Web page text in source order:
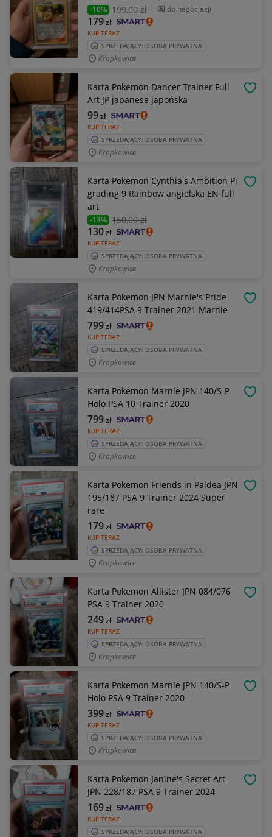
-10% 199,00 zł do negocjacji
KUP TERAZ
179zł
SPRZEDAJĄCY: OSOBA PRYWATNA
Krapkowice
Karta Pokemon Dancer Trainer Full
Art JP japanese japońska
KUP TERAZ
99zł
SPRZEDAJĄCY: OSOBA PRYWATNA
Krapkowice
Karta Pokemon Cynthia's Ambition Pi
grading 9 Rainbow angielska EN full
art
-13% 150,00 zł
KUP TERAZ
130zł
SPRZEDAJĄCY: OSOBA PRYWATNA
Krapkowice
Karta Pokemon JPN Marnie's Pride
419/414PSA 9 Trainer 2021 Marnie
KUP TERAZ
799zł
SPRZEDAJĄCY: OSOBA PRYWATNA
Krapkowice
Karta Pokemon Marnie JPN 140/S-P
Holo PSA 10 Trainer 2020
KUP TERAZ
799zł
SPRZEDAJĄCY: OSOBA PRYWATNA
Krapkowice
Karta Pokemon Friends in Paldea JPN
195/187 PSA 9 Trainer 2024 Super
rare
KUP TERAZ
179zł
SPRZEDAJĄCY: OSOBA PRYWATNA
Krapkowice
Karta Pokemon Allister JPN 084/076
PSA 9 Trainer 2020
KUP TERAZ
249zł
SPRZEDAJĄCY: OSOBA PRYWATNA
Krapkowice
Karta Pokemon Marnie JPN 140/S-P
Holo PSA 9 Trainer 2020
KUP TERAZ
399zł
SPRZEDAJĄCY: OSOBA PRYWATNA
Krapkowice
Karta Pokemon Janine's Secret Art
JPN 228/187 PSA 9 Trainer 2024
KUP TERAZ
169zł
SPRZEDAJĄCY: OSOBA PRYWATNA